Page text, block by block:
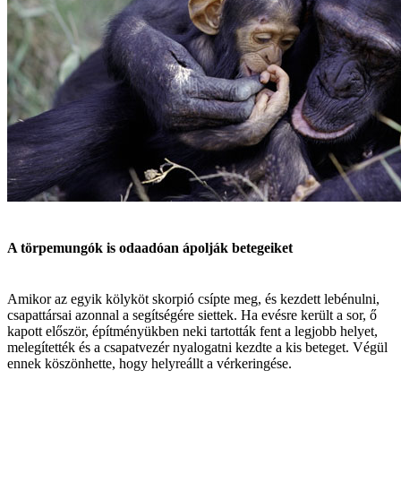
A törpemungók is odaadóan ápolják betegeiket
Amikor az egyik kölyköt skorpió csípte meg, és kezdett lebénulni,
csapattársai azonnal a segítségére siettek. Ha evésre került a sor, ő
kapott először, építményükben neki tartották fent a legjobb helyet,
melegítették és a csapatvezér nyalogatni kezdte a kis beteget. Végül
ennek köszönhette, hogy helyreállt a vérkeringése.